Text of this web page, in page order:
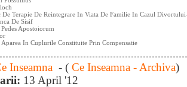
De Terapie De Reintegrare In Viata De Familie In Cazul
De Sisif
Apostoiorum
In Cuplurile Constituite Prin Compensatie
Inseamna - ( Ce Inseamna - Archiva)
13 April '12